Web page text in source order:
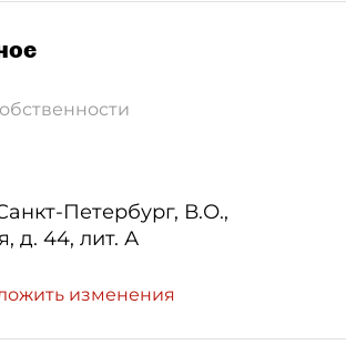
Петербург, В.О.,
д. 44, лит. А
изменения